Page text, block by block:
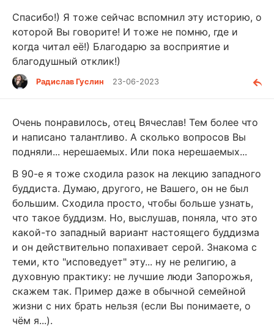
Спасибо!) Я тоже сейчас вспомнил эту историю, о
которой Вы говорите! И тоже не помню, где и
когда читал её!) Благодарю за восприятие и
благодушный отклик!)
Радислав Гуслин 23-06-2023
Очень понравилось, отец Вячеслав! Тем более что
и написано талантливо. А сколько вопросов Вы
подняли... нерешаемых. Или пока нерешаемых...
В 90-е я тоже сходила разок на лекцию западного
буддиста. Думаю, другого, не Вашего, он не был
большим. Сходила просто, чтобы больше узнать,
что такое буддизм. Но, выслушав, поняла, что это
какой-то западный вариант настоящего буддизма
и он действительно попахивает серой. Знакома с
теми, кто "исповедует" эту... ну не религию, а
духовную практику: не лучшие люди Запорожья,
скажем так. Пример даже в обычной семейной
жизни с них брать нельзя (если Вы понимаете, о
чём я...).